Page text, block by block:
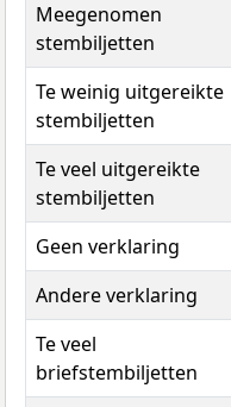
Meegenomen
stembiljetten
Te weinig uitgereikte
stembiljetten
Te veel uitgereikte
stembiljetten
Geen verklaring
Andere verklaring
Te veel
briefstembiljetten